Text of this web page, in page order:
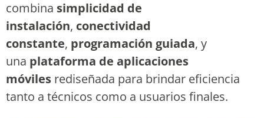
combina simplicidad de
instalación, conectividad
constante, programación guiada, y
una plataforma de aplicaciones
móviles rediseñada para brindar eficiencia
tanto a técnicos como a usuarios finales.